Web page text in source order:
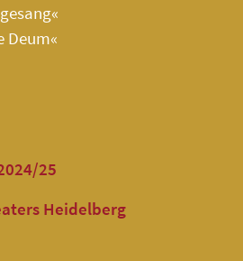
Deum«
25
Heidelberg